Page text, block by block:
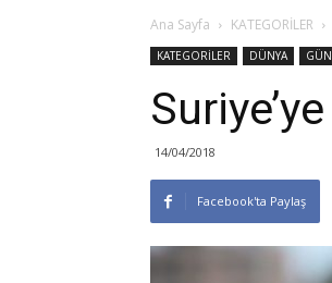
Dergisi
Ana Sayfa KATEGORİLER
KATEGORİLER DÜNYA
14/04/2018
Facebook'ta Paylaş